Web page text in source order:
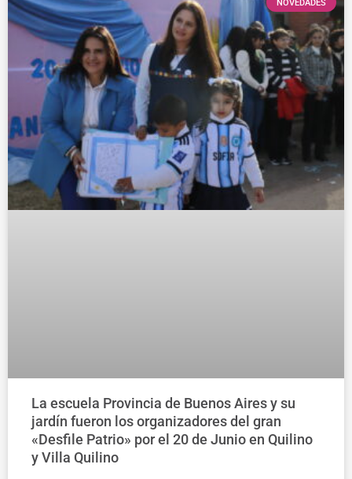
NOVEDADES
La escuela Provincia de Buenos Aires y su
jardín fueron los organizadores del gran
«Desfile Patrio» por el 20 de Junio en Quilino
y Villa Quilino